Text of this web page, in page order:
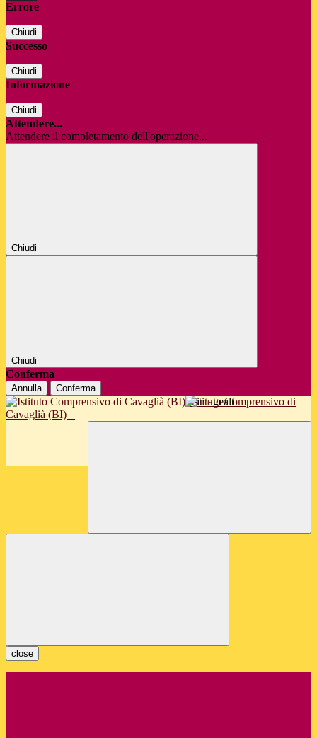
Errore
Chiudi
Successo
Chiudi
Informazione
Chiudi
Attendere...
Attendere il completamento dell'operazione...
Chiudi
Chiudi
Conferma
Annulla Conferma
Istituto Comprensivo di
Cavaglià (BI)
close